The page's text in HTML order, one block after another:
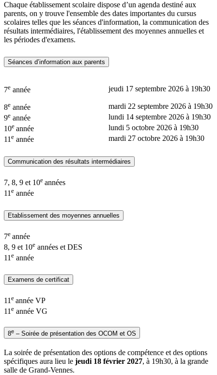
Chaque établissement scolaire dispose d’un agenda destiné aux
parents, on y trouve l'ensemble des dates importantes du cursus
scolaires telles que les séances d'information, la communication des
résultats intermédiaires, l'établissement des moyennes annuelles et
les périodes d'examens.
Séances d’information aux parents
7e année jeudi 17 septembre 2026 à 19h30
8e année
mardi 22 septembre 2026 à 19h30
9e année
lundi 14 septembre 2026 à 19h30
10e année
lundi 5 octobre 2026 à 19h30
11 e année mardi 27 octobre 2026 à 19h30
Communication des résultats intermédiaires
7, 8, 9 et 10e années
11 e année
Etablissement des moyennes annuelles
7e année
8, 9 et 10e années et DES
11 e année
Examens de certificat
11e année VP
11e année VG
8e – Soirée de présentation des OCOM et OS
La soirée de présentation des options de compétence et des options
spécifiques aura lieu le jeudi 18 février 2027, à 19h30, à la grande
salle de Grand-Vennes.